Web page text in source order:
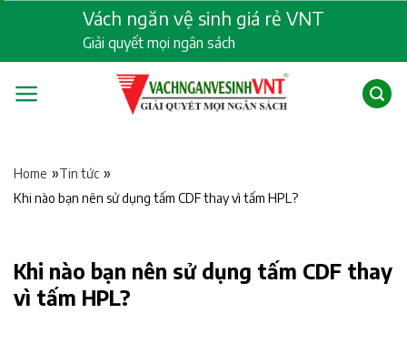
content
Vách ngăn vệ sinh giá rẻ VNT
Giải quyết mọi ngân sách
Home »Tin tức »
Khi nào bạn nên sử dụng tấm CDF thay vì tấm HPL?
Khi nào bạn nên sử dụng tấm CDF thay
vì tấm HPL?